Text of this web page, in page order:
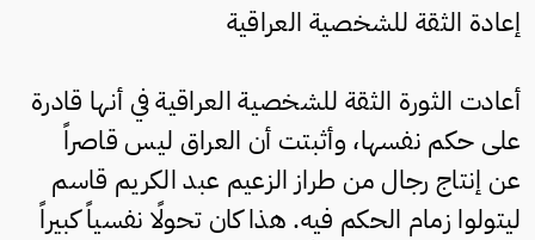
إعادة الثقة للشخصية العراقية
أعادت الثورة الثقة للشخصية العراقية في أنها قادرة
على حكم نفسها، وأثبتت أن العراق ليس قاصراً
عن إنتاج رجال من طراز الزعيم عبد الكريم قاسم
ليتولوا زمام الحكم فيه. هذا كان تحولًا نفسياً كبيراً